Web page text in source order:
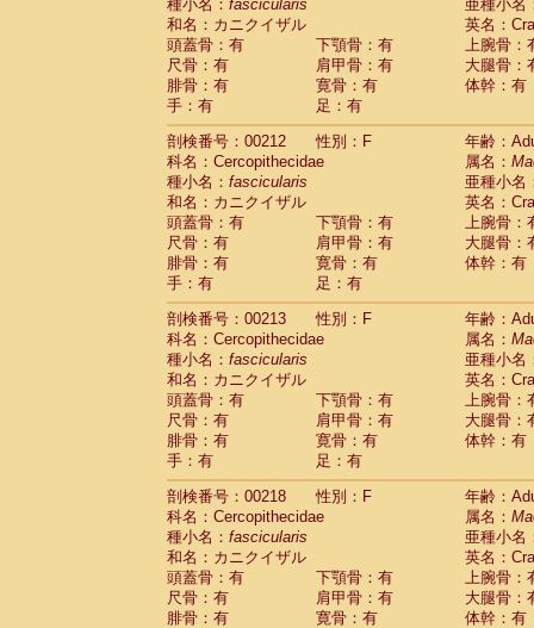
種小名： fascicularis
亜種小名
和名：カニクイザル
英名：
頭蓋骨：有
下顎骨：有
上腕骨：
尺骨：有
肩甲骨：有
大腿骨：
腓骨：有
寛骨：有
体幹：有
手：有
足：有
剖検番号：00212
性別：F
年齢：
科名：Cercopithecidae
属名：
種小名： fascicularis
亜種小名
和名：カニクイザル
英名：
頭蓋骨：有
下顎骨：有
上腕骨：
尺骨：有
肩甲骨：有
大腿骨：
腓骨：有
寛骨：有
体幹：有
手：有
足：有
剖検番号：00213
性別：F
年齢：
科名：Cercopithecidae
属名：
種小名： fascicularis
亜種小名
和名：カニクイザル
英名：
頭蓋骨：有
下顎骨：有
上腕骨：
尺骨：有
肩甲骨：有
大腿骨：
腓骨：有
寛骨：有
体幹：有
手：有
足：有
剖検番号：00218
性別：F
年齢：
科名：Cercopithecidae
属名：
種小名： fascicularis
亜種小名
和名：カニクイザル
英名：
頭蓋骨：有
下顎骨：有
上腕骨：
尺骨：有
肩甲骨：有
大腿骨：
腓骨：有
寛骨：有
体幹：有